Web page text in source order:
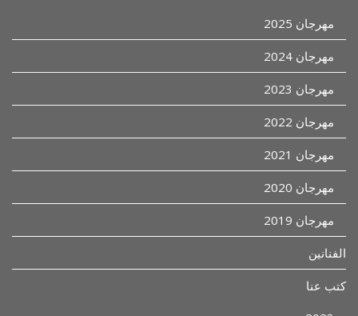
مهرجان 2025
مهرجان 2024
مهرجان 2023
مهرجان 2022
مهرجان 2021
مهرجان 2020
مهرجان 2019
الفنانين
كتب عنا